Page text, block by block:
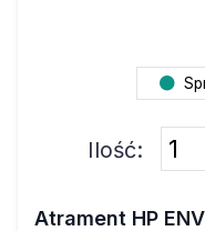
Ilość:
Atrament HP